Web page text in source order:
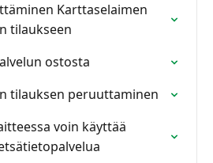
Karttaselaimen
tilaukseen
ostosta
tilauksen peruuttaminen
voin käyttää